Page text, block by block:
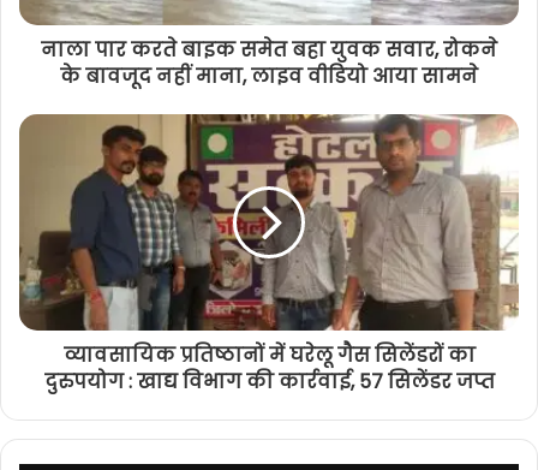
नाला पार करते बाइक समेत बहा युवक सवार, रोकने
के बावजूद नहीं माना, लाइव वीडियो आया सामने
व्यावसायिक प्रतिष्ठानों में घरेलू गैस सिलेंडरों का
दुरुपयोग : खाद्य विभाग की कार्रवाई, 57 सिलेंडर जप्त